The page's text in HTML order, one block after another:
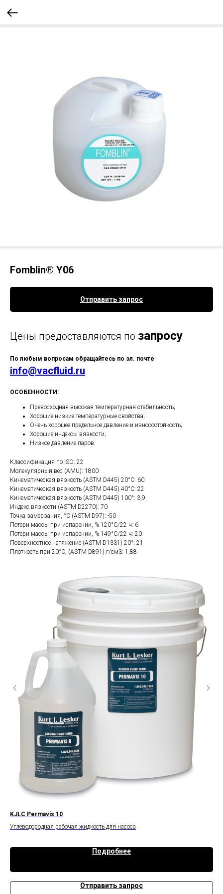
Fomblin® Y06
Отправить запрос
Цены предоставляются по запросу
По любым вопросам обращайтесь по эл. почте
info@vacfluid.ru
ОСОБЕННОСТИ:
Превосходная высокая температурная стабильность;
Хорошие низкие температурные свойства;
Очень хорошее предельное давление и износостойкость;
Хорошие индексы вязкости;
Низкое давление паров.
Классификация по ISO: 22
Молекулярный вес (AMU): 1800
Кинематическая вязкость (ASTM D445) 20°C: 60
Кинематическая вязкость (ASTM D445) 40°C: 22
Кинематическая вязкость (ASTM D445) 100°: 3,9
Индекс вязкости (ASTM D2270): 70
Точка замерзания, °С (ASTM D97): -50
Потери массы при испарении, % 120°С/22 ч: 6
Потери массы при испарении, % 149°С/22 ч: 20
Поверхностное натяжение (ASTM D1331) 20°: 21
Плотность при 20°С, (ASTM D891) г/см3: 1,88
KJLC Permavis 10
Углеводородная рабочая жидкость для насоса
Подробнее
Отправить запрос